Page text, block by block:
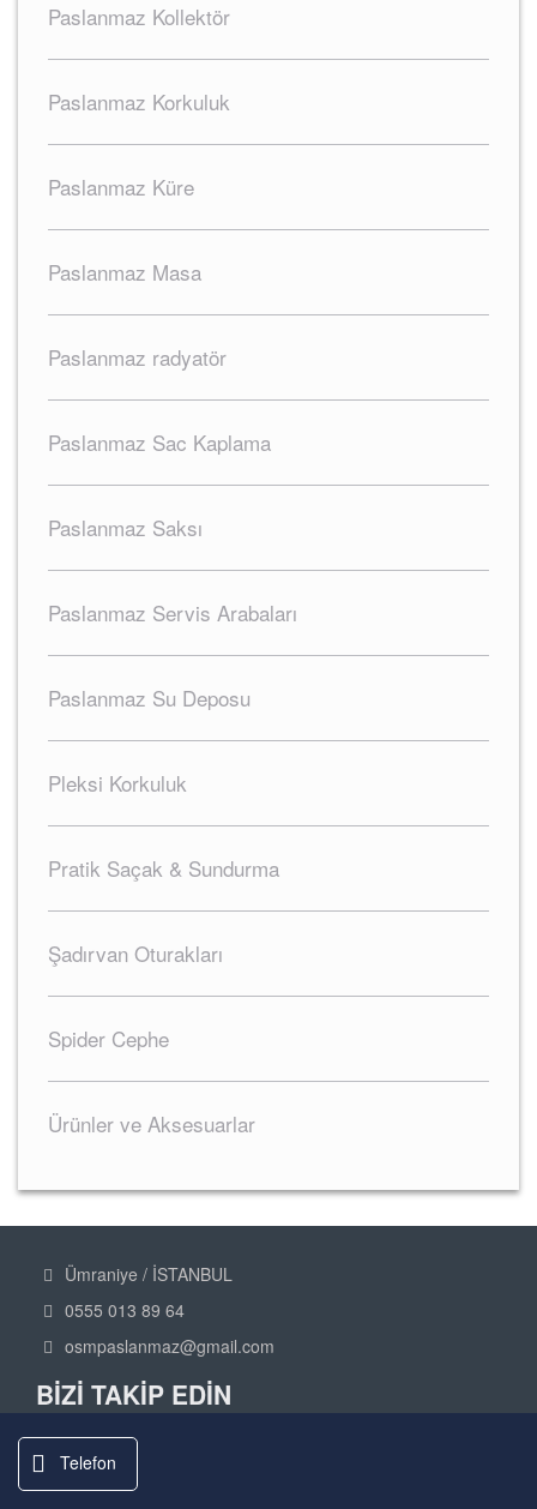
Paslanmaz Kollektör
Paslanmaz Korkuluk
Paslanmaz Küre
Paslanmaz Masa
Paslanmaz radyatör
Paslanmaz Sac Kaplama
Paslanmaz Saksı
Paslanmaz Servis Arabaları
Paslanmaz Su Deposu
Pleksi Korkuluk
Pratik Saçak & Sundurma
Şadırvan Oturakları
Spider Cephe
Ürünler ve Aksesuarlar
 Ümraniye / İSTANBUL
 0555 013 89 64
 osmpaslanmaz@gmail.com
BİZİ TAKİP EDİN
Telefon